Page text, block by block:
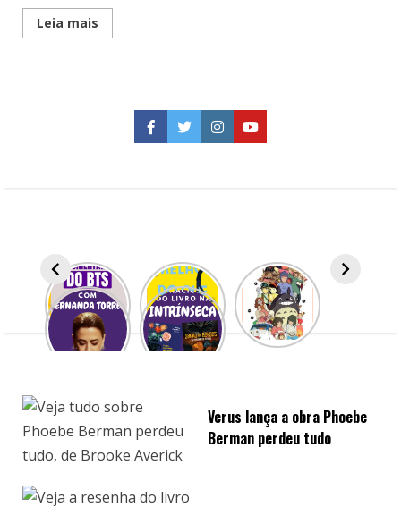
Leia mais
more
Yamazaki
precisa
Facebook
TwitterInstagramYouTube
Verus lança a obra Phoebe
Berman perdeu tudo